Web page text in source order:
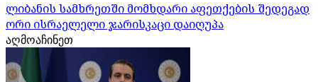
ლიბანის სამხრეთში მომხდარი აფეთქების შედეგად
ორი ისრაელელი ჯარისკაცი დაიღუპა
აღმოაჩინეთ